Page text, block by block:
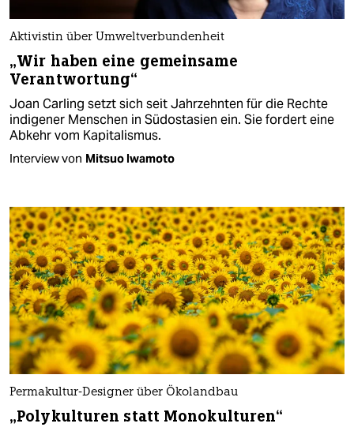
Aktivistin über Umweltverbundenheit
„Wir haben eine gemeinsame
Verantwortung“
Joan Carling setzt sich seit Jahrzehnten für die Rechte
indigener Menschen in Südostasien ein. Sie fordert eine
Abkehr vom Kapitalismus.
Interview von Mitsuo Iwamoto
Permakultur-Designer über Ökolandbau
„Polykulturen statt Monokulturen“